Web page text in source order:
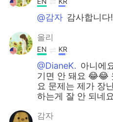
@감자 감사합니
올리
EN KR
@DianeK. 아니에
기면 안 돼요 😂😂
요 문제는 제가 장
하는게 잘 안 되네
감자